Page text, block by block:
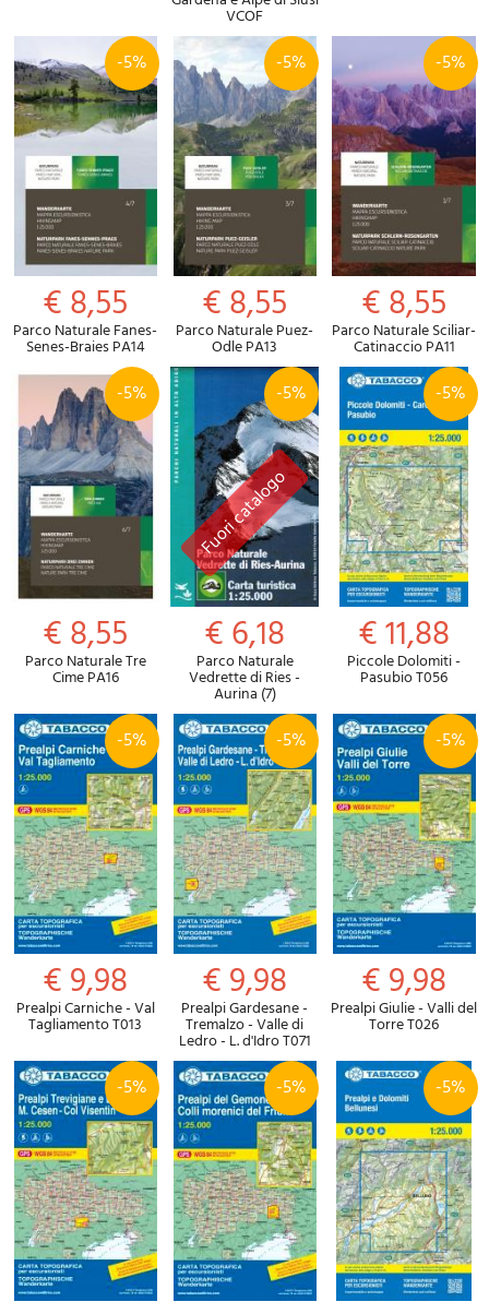
VCOF
-5%
€ 8,55
Parco Naturale Fanes-
Senes-Braies PA14
-5%
€ 8,55
Parco Naturale Puez-
Odle PA13
-5%
€ 8,55
Parco Naturale Sciliar-
Catinaccio PA11
-5%
€ 8,55
Parco Naturale Tre
Cime PA16
-5%
€ 6,18
Parco Naturale
Vedrette di Ries -
Aurina (7)
-5%
€ 11,88
Piccole Dolomiti -
Pasubio T056
-5%
€ 9,98
Prealpi Carniche - Val
Tagliamento T013
-5%
€ 9,98
Prealpi Gardesane -
Tremalzo - Valle di
Ledro - L. d'Idro T071
-5%
€ 9,98
Prealpi Giulie - Valli del
Torre T026
-5% -5% -5%